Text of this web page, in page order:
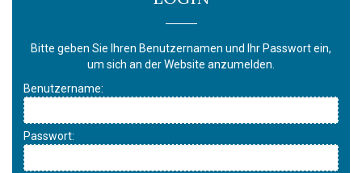
Bitte geben Sie Ihren Benutzernamen und Ihr Passwort ein,
um sich an der Website anzumelden.
Benutzername:
Passwort: